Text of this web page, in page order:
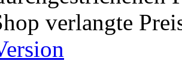
verlangte